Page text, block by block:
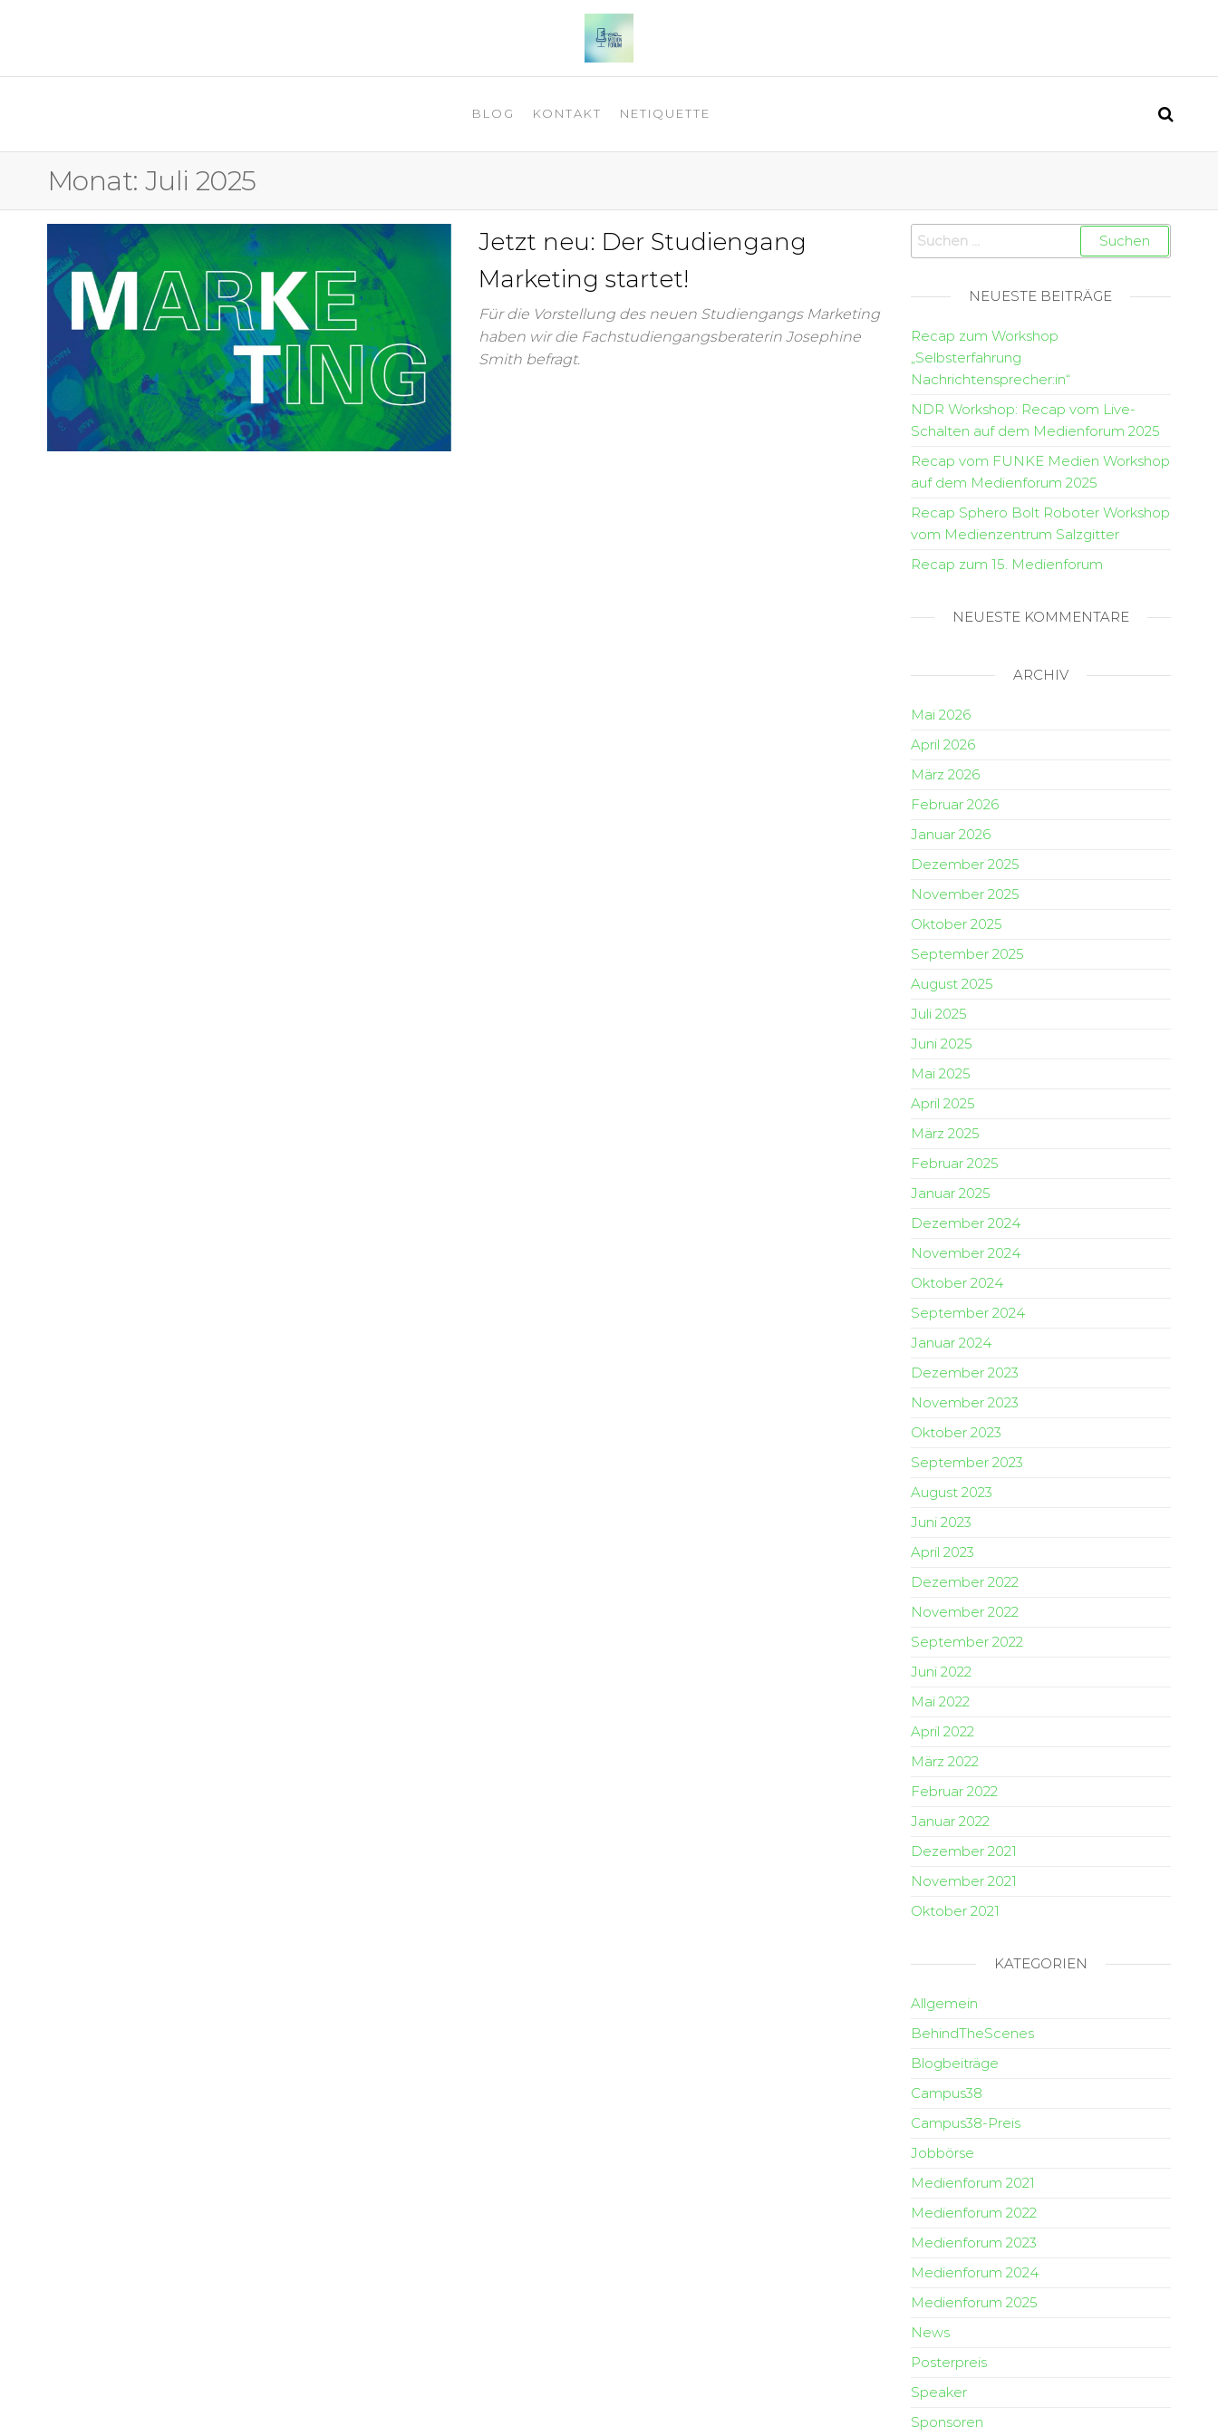
OSTFALIA MEDIENFORUM 2025
BLOG KONTAKT NETIQUETTE
Monat: Juli 2025
Jetzt neu: Der Studiengang
Marketing startet!
Für die Vorstellung des neuen Studiengangs Marketing
haben wir die Fachstudiengangsberaterin Josephine
Smith befragt.
NEUESTE BEITRÄGE
Recap zum Workshop
„Selbsterfahrung
Nachrichtensprecher:in“
NDR Workshop: Recap vom Live-
Schalten auf dem Medienforum 2025
Recap vom FUNKE Medien Workshop
auf dem Medienforum 2025
Recap Sphero Bolt Roboter Workshop
vom Medienzentrum Salzgitter
Recap zum 15. Medienforum
NEUESTE KOMMENTARE
ARCHIV
Mai 2026
April 2026
März 2026
Februar 2026
Januar 2026
Dezember 2025
November 2025
Oktober 2025
September 2025
August 2025
Juli 2025
Juni 2025
Mai 2025
April 2025
März 2025
Februar 2025
Januar 2025
Dezember 2024
November 2024
Oktober 2024
September 2024
Januar 2024
Dezember 2023
November 2023
Oktober 2023
September 2023
August 2023
Juni 2023
April 2023
Dezember 2022
November 2022
September 2022
Juni 2022
Mai 2022
April 2022
März 2022
Februar 2022
Januar 2022
Dezember 2021
November 2021
Oktober 2021
KATEGORIEN
Allgemein
BehindTheScenes
Blogbeiträge
Campus38
Campus38-Preis
Jobbörse
Medienforum 2021
Medienforum 2022
Medienforum 2023
Medienforum 2024
Medienforum 2025
News
Posterpreis
Speaker
Sponsoren